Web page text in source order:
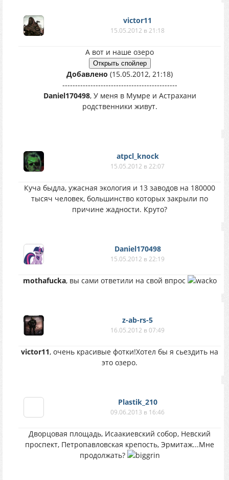
victor11
15.05.2012 в 21:18
А вот и наше озеро
Добавлено (15.05.2012, 21:18)
---------------------------------------------
Daniel170498, У меня в Мумре и Астрахани
родственники живут.
atpcl_knock
15.05.2012 в 22:07
Куча быдла, ужасная экология и 13 заводов на 180000
тысяч человек, большинство которых закрыли по
причине жадности. Круто?
Daniel170498
15.05.2012 в 22:19
mothafucka, вы сами ответили на свой впрос
z-ab-rs-5
16.05.2012 в 07:49
victor11, очень красивые фотки!Хотел бы я сьездить на
это озеро.
Plastik_210
09.06.2013 в 16:46
Дворцовая площадь, Исаакиевский собор, Невский
проспект, Петропавловская крепость, Эрмитаж...Мне
продолжать?